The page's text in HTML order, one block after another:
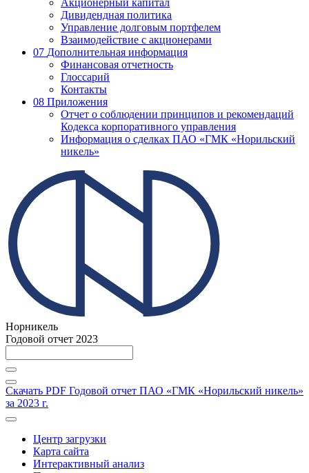
Дивидендная политика
Управление долговым портфелем
Взаимодействие с акционерами
07 Дополнительная информация
Финансовая отчетность
Глоссарий
Контакты
08 Приложения
Отчет о соблюдении принципов и рекомендаций
Кодекса корпоративного управления
Информация о сделках ПАО «ГМК «Норильский
никель»
Норникель
Годовой отчет 2023
Скачать PDF Годовой отчет ПАО «ГМК «Норильский никель»
за 2023 г.
Центр загрузки
Карта сайта
Интерактивный анализ